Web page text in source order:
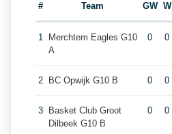
# Team GW W
1
Merchtem Eagles G10
A
0 0
2 BC Opwijk G10 B 0 0
3
Basket Club Groot
Dilbeek G10 B
0 0